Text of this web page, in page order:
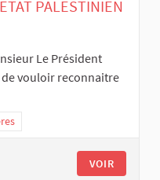
PALESTINIEN
Le Président
de vouloir reconnaitre
VOIR